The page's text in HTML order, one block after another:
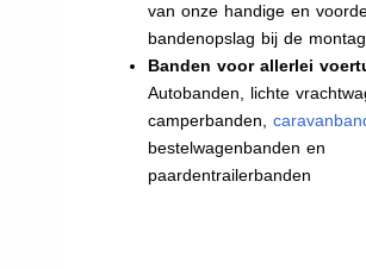
van onze handige en
bandenopslag bij de
Banden voor allerlei
Autobanden, lichte
camperbanden,
bestelwagenbanden en
paardentrailerbanden